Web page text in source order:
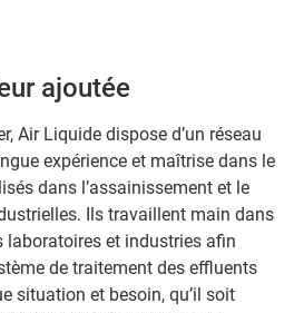
ajoutée
Air Liquide dispose d’un réseau
expérience et maîtrise dans le
dans l’assainissement et le
Ils travaillent main dans
et industries afin
de traitement des effluents
situation et besoin, qu’il soit